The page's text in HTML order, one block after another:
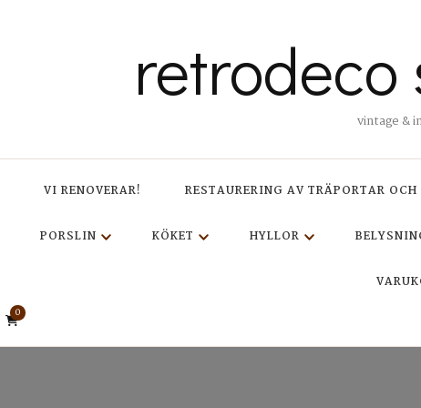
retrodeco
vintage &
VI RENOVERAR! RESTAURERING AV TRÄPORTAR
PORSLIN KÖKET HYLLOR
0